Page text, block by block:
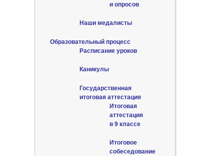
и опросов
Наши медалисты
Образовательный процесс
Расписание уроков
Каникулы
Государственная
итоговая аттестация
Итоговая
аттестация
в 9 классе
Итоговое
собеседование